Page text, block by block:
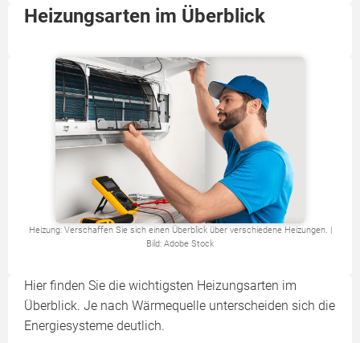
Heizungsarten im Überblick
Heizung: Verschaffen Sie sich einen Überblick über verschiedene Heizungen. |
Bild: Adobe Stock
Hier finden Sie die wichtigsten Heizungsarten im
Überblick. Je nach Wärmequelle unterscheiden sich die
Energiesysteme deutlich.